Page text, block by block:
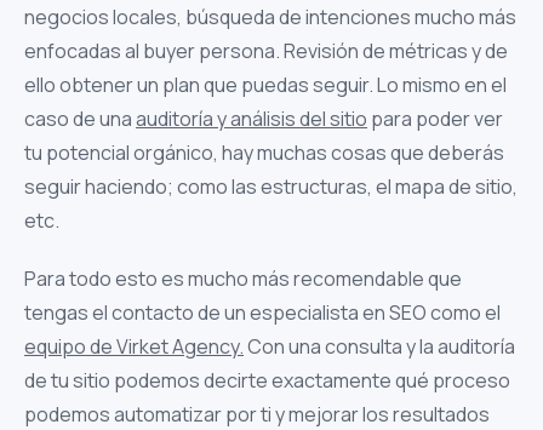
negocios locales, búsqueda de intenciones mucho más
enfocadas al buyer persona. Revisión de métricas y de
ello obtener un plan que puedas seguir. Lo mismo en el
caso de unaauditoría y análisis del sitio para poder ver
tu potencial orgánico, hay muchas cosas que deberás
seguir haciendo; como las estructuras, el mapa de sitio,
etc.
Para todo esto es mucho más recomendable que
tengas el contacto de un especialista en SEO como el
equipo de Virket Agency.Con una consulta y la auditoría
de tu sitio podemos decirte exactamente qué proceso
podemos automatizar por ti y mejorar los resultados